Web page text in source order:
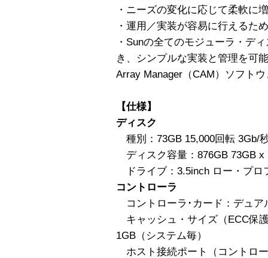
・ニーズの変化に応じて柔軟に
・運用／実装が容易に行えるた
・Sunの全てのモジューラ・デ
き、シンプルな実装と管理を可
Array Manager（CAM）ソフトウ
【仕様】
ディスク
種別：73GB 15,000回転 3Gb/
ディスク容量：876GB 73GB x
ドライブ：3.5inch ロー・プ
コントローラ
コントローラ･カード：デュア
キャッシュ・サイズ（ECC保
1GB（システム毎）
ホスト接続ポート（コントロ